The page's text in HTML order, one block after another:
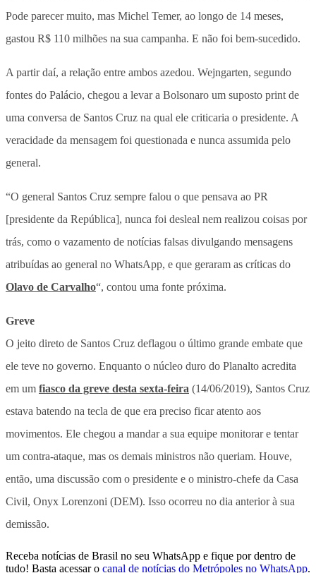
Pode parecer muito, mas Michel Temer, ao longo de 14 meses,
gastou R$ 110 milhões na sua campanha. E não foi bem-sucedido.
A partir daí, a relação entre ambos azedou. Wejngarten, segundo
fontes do Palácio, chegou a levar a Bolsonaro um suposto print de
uma conversa de Santos Cruz na qual ele criticaria o presidente. A
veracidade da mensagem foi questionada e nunca assumida pelo
general.
“O general Santos Cruz sempre falou o que pensava ao PR
[presidente da República], nunca foi desleal nem realizou coisas por
trás, como o vazamento de notícias falsas divulgando mensagens
atribuídas ao general no WhatsApp, e que geraram as críticas do
Olavo de Carvalho“, contou uma fonte próxima.
Greve
O jeito direto de Santos Cruz deflagou o último grande embate que
ele teve no governo. Enquanto o núcleo duro do Planalto acredita
em um fiasco da greve desta sexta-feira (14/06/2019), Santos Cruz
estava batendo na tecla de que era preciso ficar atento aos
movimentos. Ele chegou a mandar a sua equipe monitorar e tentar
um contra-ataque, mas os demais ministros não queriam. Houve,
então, uma discussão com o presidente e o ministro-chefe da Casa
Civil, Onyx Lorenzoni (DEM). Isso ocorreu no dia anterior à sua
demissão.
Receba notícias de Brasil no seu WhatsApp e fique por dentro de
tudo! Basta acessar o canal de notícias do Metrópoles no WhatsApp.